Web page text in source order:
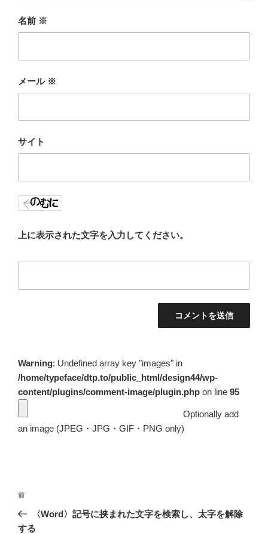
名前 ※
メール ※
サイト
上に表示された文字を入力してください。
Warning: Undefined array key "images" in
/home/typeface/dtp.to/public_html/design44/wp-
content/plugins/comment-image/plugin.php on line 95
Optionally add
an image (JPEG・JPG・GIF・PNG only)
投
ナ
前
の
投
前
〈Word〉記号に挟まれた文字を検索し、太字を解除
する